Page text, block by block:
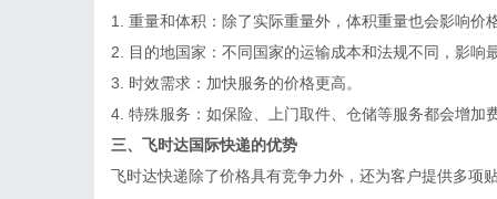
1. 重量和体积： 除了实际重量外，体积重量也会影响价
2.
目的地国家： 不同国家的运输成本和法规不同，影响
3. 时效需求： 加快服务的价格更高。
4. 特殊服务： 如保险、上门取件、仓储等服务都会增加
三、飞时达国际快递的优势
飞时达快递除了价格具有竞争力外，还为客户提供多项